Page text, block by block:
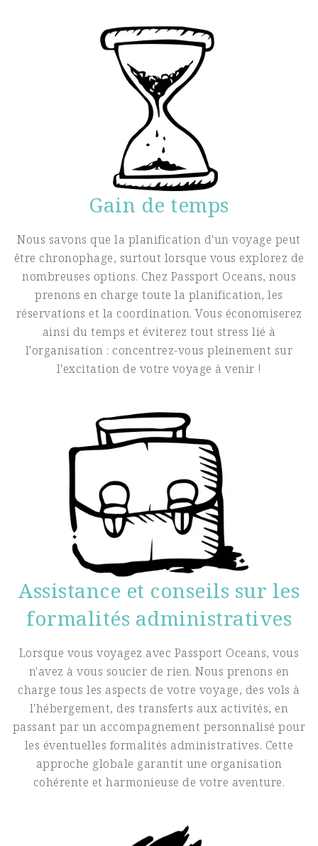
Gain de temps
Nous savons que la planification d'un voyage peut
être chronophage, surtout lorsque vous explorez de
nombreuses options. Chez Passport Oceans, nous
prenons en charge toute la planification, les
réservations et la coordination. Vous économiserez
ainsi du temps et éviterez tout stress lié à
l'organisation : concentrez-vous pleinement sur
l'excitation de votre voyage à venir !
Assistance et conseils sur les
formalités administratives
Lorsque vous voyagez avec Passport Oceans, vous
n'avez à vous soucier de rien. Nous prenons en
charge tous les aspects de votre voyage, des vols à
l'hébergement, des transferts aux activités, en
passant par un accompagnement personnalisé pour
les éventuelles formalités administratives. Cette
approche globale garantit une organisation
cohérente et harmonieuse de votre aventure.